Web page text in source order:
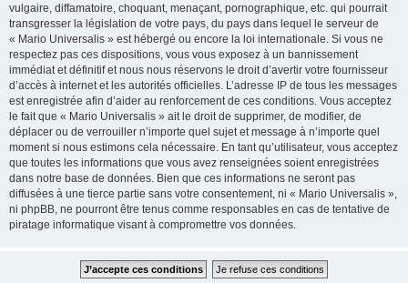
vulgaire, diffamatoire, choquant, menaçant, pornographique, etc. qui pourrait
transgresser la législation de votre pays, du pays dans lequel le serveur de
« Mario Universalis » est hébergé ou encore la loi internationale. Si vous ne
respectez pas ces dispositions, vous vous exposez à un bannissement
immédiat et définitif et nous nous réservons le droit d’avertir votre fournisseur
d’accès à internet et les autorités officielles. L’adresse IP de tous les messages
est enregistrée afin d’aider au renforcement de ces conditions. Vous acceptez
le fait que « Mario Universalis » ait le droit de supprimer, de modifier, de
déplacer ou de verrouiller n’importe quel sujet et message à n’importe quel
moment si nous estimons cela nécessaire. En tant qu’utilisateur, vous acceptez
que toutes les informations que vous avez renseignées soient enregistrées
dans notre base de données. Bien que ces informations ne seront pas
diffusées à une tierce partie sans votre consentement, ni « Mario Universalis »,
ni phpBB, ne pourront être tenus comme responsables en cas de tentative de
piratage informatique visant à compromettre vos données.